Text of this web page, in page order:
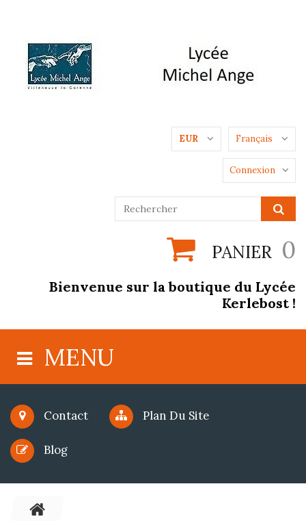
Français
EUR
Connexion
PANIER 0
Bienvenue sur la boutique du Lycée
Kerlebost !
MENU
Contact Plan Du Site
Blog